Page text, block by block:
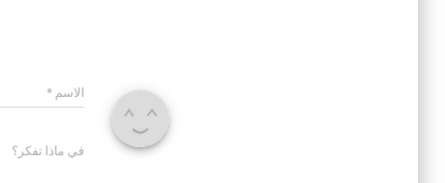
الاسم *
في ماذا تفكر؟